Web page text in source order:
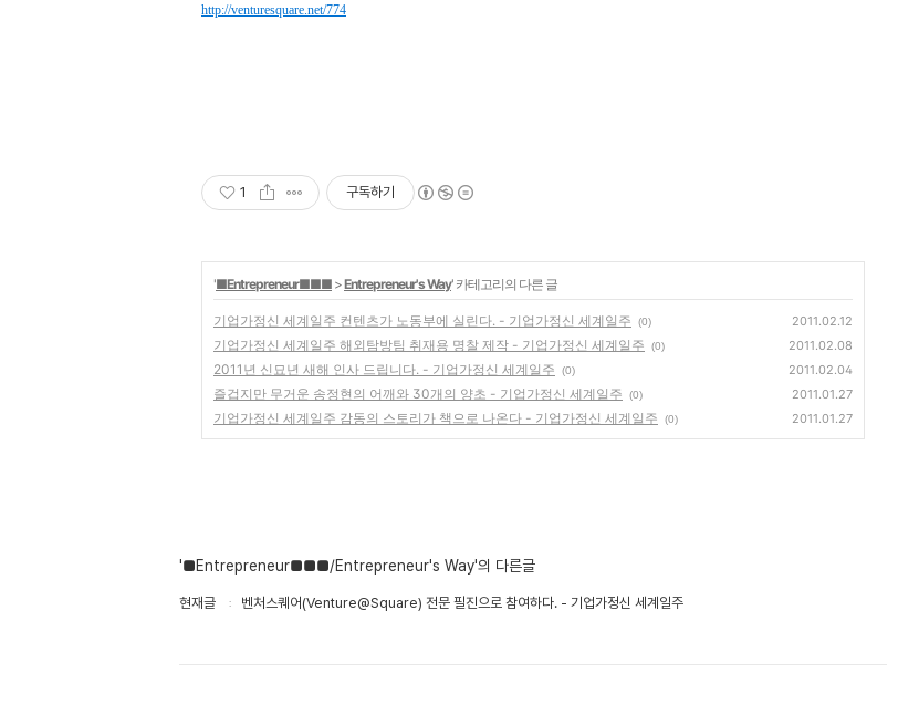
http://venturesquare.net/774
1 구독하기
'■Entrepreneur■■■ >Entrepreneur's Way' 카테고리의 다른 글
기업가정신 세계일주 컨텐츠가 노동부에 실린다. - 기업가정신 세계일주 (0) 2011.02.12
기업가정신 세계일주 해외탐방팀 취재용 명찰 제작 - 기업가정신 세계일주 (0) 2011.02.08
2011년 신묘년 새해 인사 드립니다. - 기업가정신 세계일주 (0) 2011.02.04
즐겁지만 무거운 송정현의 어깨와 30개의 양초 - 기업가정신 세계일주 (0) 2011.01.27
기업가정신 세계일주 감동의 스토리가 책으로 나온다 - 기업가정신 세계일주 (0) 2011.01.27
'■Entrepreneur■■■/Entrepreneur's Way'의 다른글
현재글 벤처스퀘어(Venture@Square) 전문 필진으로 참여하다. - 기업가정신 세계일주